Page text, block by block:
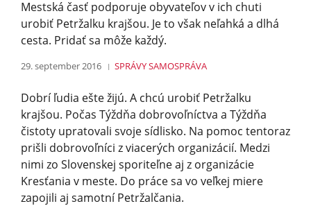
Mestská časť podporuje obyvateľov v ich chuti
urobiť Petržalku krajšou. Je to však neľahká a dlhá
cesta. Pridať sa môže každý.
29. september 2016 SPRÁVYSAMOSPRÁVA
Dobrí ľudia ešte žijú. A chcú urobiť Petržalku
krajšou. Počas Týždňa dobrovoľníctva a Týždňa
čistoty upratovali svoje sídlisko. Na pomoc tentoraz
prišli dobrovoľníci z viacerých organizácií. Medzi
nimi zo Slovenskej sporiteľne aj z organizácie
Kresťania v meste. Do práce sa vo veľkej miere
zapojili aj samotní Petržalčania.